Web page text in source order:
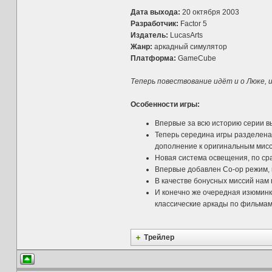
Дата выхода: 20 октября 2003
Разработчик: Factor 5
Издатель: LucasArts
Жанр: аркадный симулятор
Платформа: GameCube
Теперь повествование идёт и о
Особенности игры:
Впервые за всю историю серии
Теперь середина игры
дополнение к оригинальным
Новая система освещения, по
Впервые добавлен Co-op режим,
В качестве бонусных миссий
И конечно же очередная
классические аркады по
Трейлер